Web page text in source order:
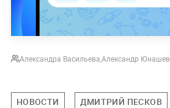
Александра ВасильеваАлександр Юнашев
НОВОСТИ ДМИТРИЙ ПЕСКОВ